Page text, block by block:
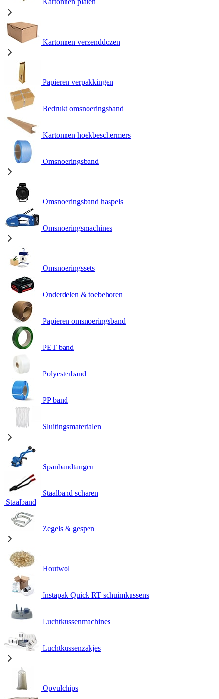
Kartonnen platen
Kartonnen verzenddozen
Papieren verpakkingen
Bedrukt omsnoeringsband
Kartonnen hoekbeschermers
Omsnoeringsband
Omsnoeringsband haspels
Omsnoeringsmachines
Omsnoeringssets
Onderdelen & toebehoren
Papieren omsnoeringsband
PET band
Polyesterband
PP band
Sluitingsmaterialen
Spanbandtangen
Staalband scharen
Staalband
Zegels & gespen
Houtwol
Instapak Quick RT schuimkussens
Luchtkussenmachines
Luchtkussenzakjes
Opvulchips